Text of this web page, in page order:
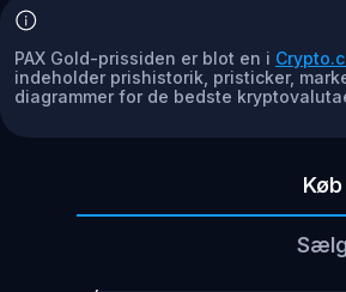
PAX Gold-prissiden er blot en i
indeholder prishistorik, pristicker,
diagrammer for de bedste
Køb
Sælg